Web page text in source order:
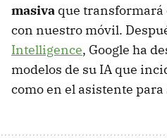
masiva que
con nuestro móvil.
Intelligence, Google ha
modelos de su IA que
como en el asistente